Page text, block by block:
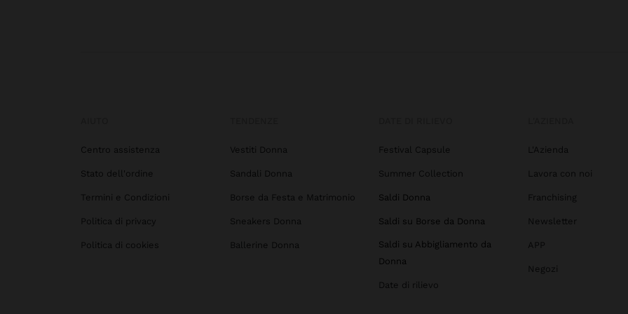
Centro assistenza
Stato dell'ordine
Termini e Condizioni
Politica di privacy
Politica di cookies
Vestiti Donna
Sandali Donna
Borse da Festa e Matrimonio
Sneakers Donna
Ballerine Donna
Festival Capsule
Summer Collection
Saldi Donna
Saldi su Borse da Donna
Saldi su Abbigliamento da
Donna
Date di rilievo
L'Azienda
Lavora con noi
Franchising
Newsletter
APP
Negozi